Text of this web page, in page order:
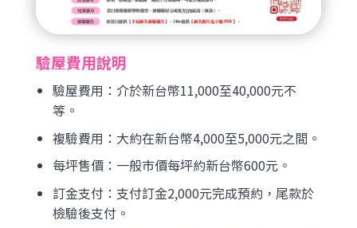
驗屋費用說明
驗屋費用：介於新台幣11,000至40,000元不
等。
複驗費用：大約在新台幣4,000至5,000元之間。
每坪售價：一般市價每坪約新台幣600元。
訂金支付：支付訂金2,000元完成預約，尾款於
檢驗後支付。